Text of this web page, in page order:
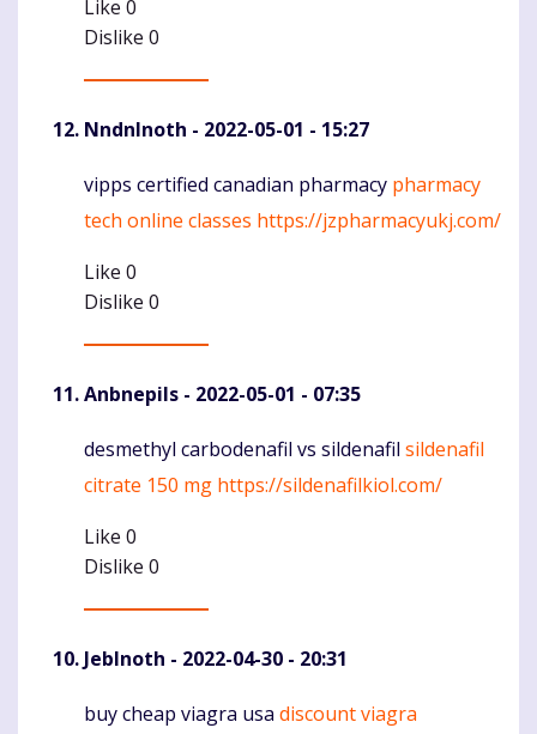
Like 0
Dislike 0
NndnInoth - 2022-05-01 - 15:27
Komentaras
vipps certified canadian pharmacy pharmacy
tech online classes https://jzpharmacyukj.com/
Like 0
Dislike 0
Anbnepils - 2022-05-01 - 07:35
Komentaras
desmethyl carbodenafil vs sildenafil sildenafil
citrate 150 mg https://sildenafilkiol.com/
Like 0
Dislike 0
JebInoth - 2022-04-30 - 20:31
Komentaras
buy cheap viagra usa discount viagra